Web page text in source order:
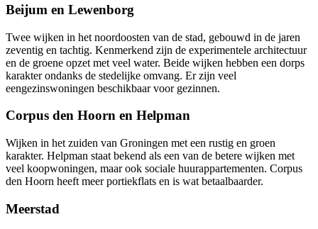
Beijum en Lewenborg
Twee wijken in het noordoosten van de stad, gebouwd in de jaren
zeventig en tachtig. Kenmerkend zijn de experimentele architectuur
en de groene opzet met veel water. Beide wijken hebben een dorps
karakter ondanks de stedelijke omvang. Er zijn veel
eengezinswoningen beschikbaar voor gezinnen.
Corpus den Hoorn en Helpman
Wijken in het zuiden van Groningen met een rustig en groen
karakter. Helpman staat bekend als een van de betere wijken met
veel koopwoningen, maar ook sociale huurappartementen. Corpus
den Hoorn heeft meer portiekflats en is wat betaalbaarder.
Meerstad